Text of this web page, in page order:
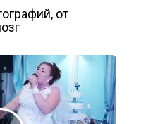
от